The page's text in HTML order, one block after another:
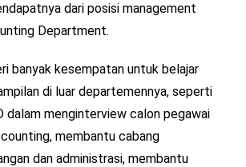
dari posisi management
Department.
banyak kesempatan untuk belajar
di luar departemennya, seperti
dalam menginterview calon pegawai
membantu cabang
dan administrasi, membantu